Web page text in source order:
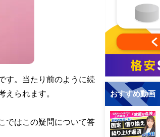
す。当たり前のように続
えられます。
ではこの疑問について答
おすすめ動画